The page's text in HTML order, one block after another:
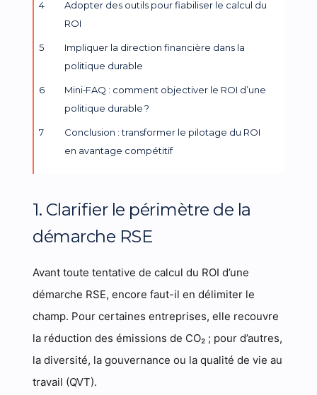
Adopter des outils pour fiabiliser le calcul du
ROI
Impliquer la direction financière dans la
politique durable
Mini‑FAQ : comment objectiver le ROI d’une
politique durable ?
Conclusion : transformer le pilotage du ROI
en avantage compétitif
1. Clarifier le périmètre de la
démarche RSE
Avant toute tentative de calcul du ROI d’une
démarche RSE, encore faut-il en délimiter le
champ. Pour certaines entreprises, elle recouvre
la réduction des émissions de CO₂ ; pour d’autres,
la diversité, la gouvernance ou la qualité de vie au
travail (QVT).